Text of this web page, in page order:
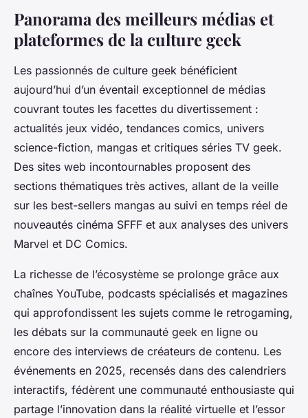
Panorama des meilleurs médias et
plateformes de la culture geek
Les passionnés de culture geek bénéficient
aujourd’hui d’un éventail exceptionnel de médias
couvrant toutes les facettes du divertissement :
actualités jeux vidéo, tendances comics, univers
science-fiction, mangas et critiques séries TV geek.
Des sites web incontournables proposent des
sections thématiques très actives, allant de la veille
sur les best-sellers mangas au suivi en temps réel de
nouveautés cinéma SFFF et aux analyses des univers
Marvel et DC Comics.
La richesse de l’écosystème se prolonge grâce aux
chaînes YouTube, podcasts spécialisés et magazines
qui approfondissent les sujets comme le retrogaming,
les débats sur la communauté geek en ligne ou
encore des interviews de créateurs de contenu. Les
événements en 2025, recensés dans des calendriers
interactifs, fédèrent une communauté enthousiaste qui
partage l’innovation dans la réalité virtuelle et l’essor